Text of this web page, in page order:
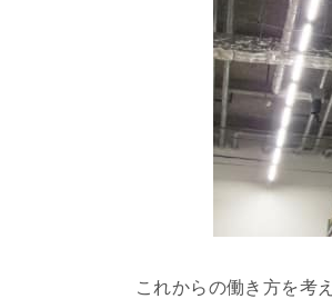
これからの働き方を考